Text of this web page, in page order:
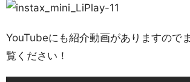
YouTubeにも紹介動画がありますので
覧ください！